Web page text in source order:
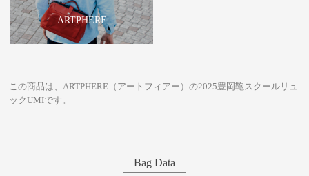
ARTPHERE
この商品は、ARTPHERE（アートフィアー）の2025豊岡鞄スクールリュ
ックUMIです。
Bag Data